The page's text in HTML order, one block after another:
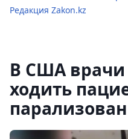
Редакция Zakon.kz
В США
ходить